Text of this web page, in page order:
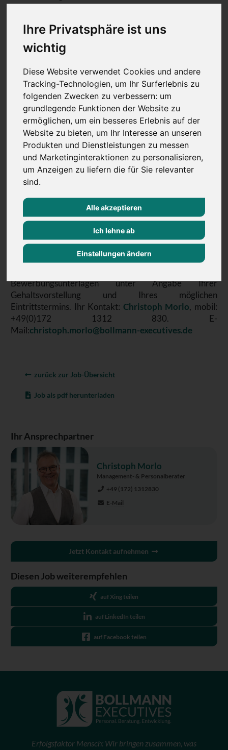
Ihre Privatsphäre ist uns
wichtig
Diese Website verwendet Cookies und andere
Tracking-Technologien, um Ihr Surferlebnis zu
folgenden Zwecken zu verbessern: um
grundlegende Funktionen der Website zu
ermöglichen, um ein besseres Erlebnis auf der
Website zu bieten, um Ihr Interesse an unseren
Produkten und Dienstleistungen zu messen
und Marketinginteraktionen zu personalisieren,
um Anzeigen zu liefern die für Sie relevanter
sind.
Alle akzeptieren
Ich lehne ab
Einstellungen ändern
Produktionsplanung und -steuerung über ERP-
Systeme, Prozessoptimierung über KPI-Analysen
und Produktionsauswertungen
Arbeitsweise
Die Rahmenbedingungen
Eine verantwortungsvolle Führungsaufgabe mit
großem Gestaltungsspielraum
Direkte Berichtslinie an die Geschäftsführung mit
kurzen Entscheidungswegen in einem pragmatischen
Arbeitsumfeld
Laufende Investitionen in die Modernisierung und
Zukunftsfähigkeit der Produktion
Attraktives Vergütungspaket von bis zu 75.000 €
p.a. zzgl. Bonusregelung
Ihr Interesse ist geweckt?
Bewerbungsunterlagen unter Angabe Ihrer
Gehaltsvorstellung und Ihres möglichen
Eintrittstermins. Ihr Kontakt: Christoph Morlo, mobil:
+49(0)172 1312 830. E-
Mail:christoph.morlo@bollmann-executives.de
zurück zur Job-Übersicht
Job als pdf herunterladen
Ihr Ansprechpartner
Christoph Morlo
Management- & Personalberater
+49 (172) 1312830
E-Mail
Jetzt Kontakt aufnehmen
Diesen Job weiterempfehlen
auf Xing teilen
auf LinkedIn teilen
auf Facebook teilen
Erfolgsfaktor Mensch: Wir bringen zusammen, was